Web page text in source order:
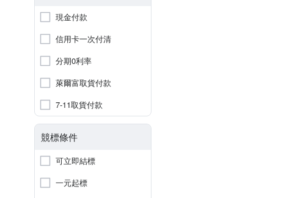
現金付款
信用卡一次付清
分期0利率
萊爾富取貨付款
7-11取貨付款
競標條件
可立即結標
一元起標